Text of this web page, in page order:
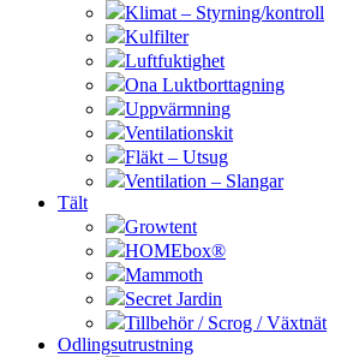
Klimat – Styrning/kontroll
Kulfilter
Luftfuktighet
Ona Luktborttagning
Uppvärmning
Ventilationskit
Fläkt – Utsug
Ventilation – Slangar
Tält
Growtent
HOMEbox®
Mammoth
Secret Jardin
Tillbehör / Scrog / Växtnät
Odlingsutrustning